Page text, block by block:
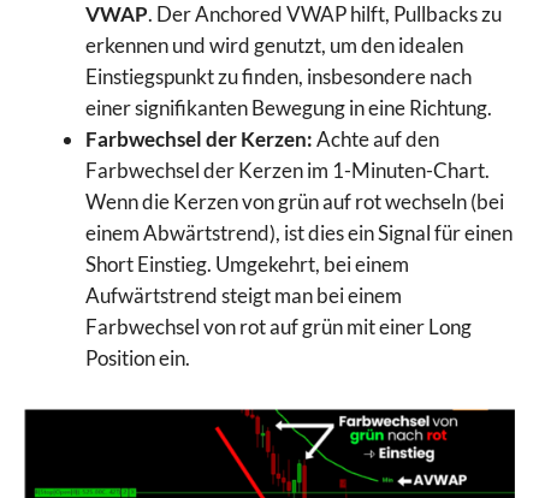
VWAP. Der Anchored VWAP hilft, Pullbacks zu
erkennen und wird genutzt, um den idealen
Einstiegspunkt zu finden, insbesondere nach
einer signifikanten Bewegung in eine Richtung.
Farbwechsel der Kerzen:Achte auf den
Farbwechsel der Kerzen im 1-Minuten-Chart.
Wenn die Kerzen von grün auf rot wechseln (bei
einem Abwärtstrend), ist dies ein Signal für einen
Short Einstieg. Umgekehrt, bei einem
Aufwärtstrend steigt man bei einem
Farbwechsel von rot auf grün mit einer Long
Position ein.